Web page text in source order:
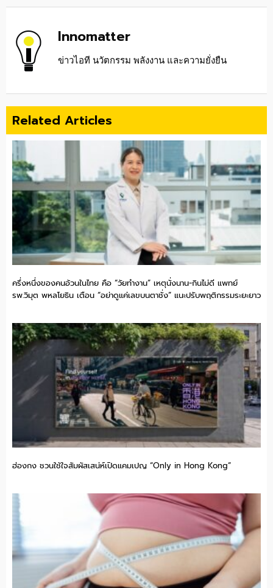
Innomatter
ข่าวไอที นวัตกรรม พลังงาน และความยั่งยืน
Related Articles
ครึ่งหนึ่งของคนอ้วนในไทย คือ “วัยทำงาน” เหตุนั่งนาน-กินไม่ดี แพทย์
รพ.วิมุต พหลโยธิน เตือน “อย่าดูแค่เลขบนตาชั่ง” แนะปรับพฤติกรรมระยะยาว
ฮ่องกง ชวนใช้ใจสัมผัสเสน่ห์เปิดแคมเปญ “Only in Hong Kong”